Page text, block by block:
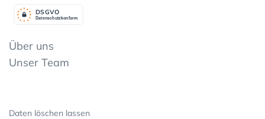
Datenschutzkonform
DSGVO
Über uns
Unser Team
Daten löschen lassen